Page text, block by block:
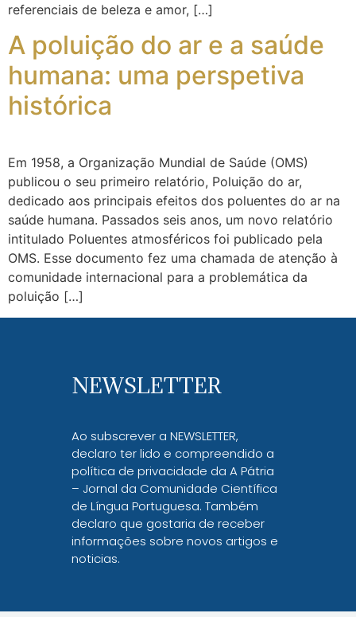
referenciais de beleza e amor, […]
A poluição do ar e a saúde
humana: uma perspetiva
histórica
Em 1958, a Organização Mundial de Saúde (OMS)
publicou o seu primeiro relatório, Poluição do ar,
dedicado aos principais efeitos dos poluentes do ar na
saúde humana. Passados seis anos, um novo relatório
intitulado Poluentes atmosféricos foi publicado pela
OMS. Esse documento fez uma chamada de atenção à
comunidade internacional para a problemática da
poluição […]
NEWSLETTER
Ao subscrever a NEWSLETTER,
declaro ter lido e compreendido a
política de privacidade da A Pátria
– Jornal da Comunidade Científica
de Língua Portuguesa. Também
declaro que gostaria de receber
informações sobre novos artigos e
noticias.